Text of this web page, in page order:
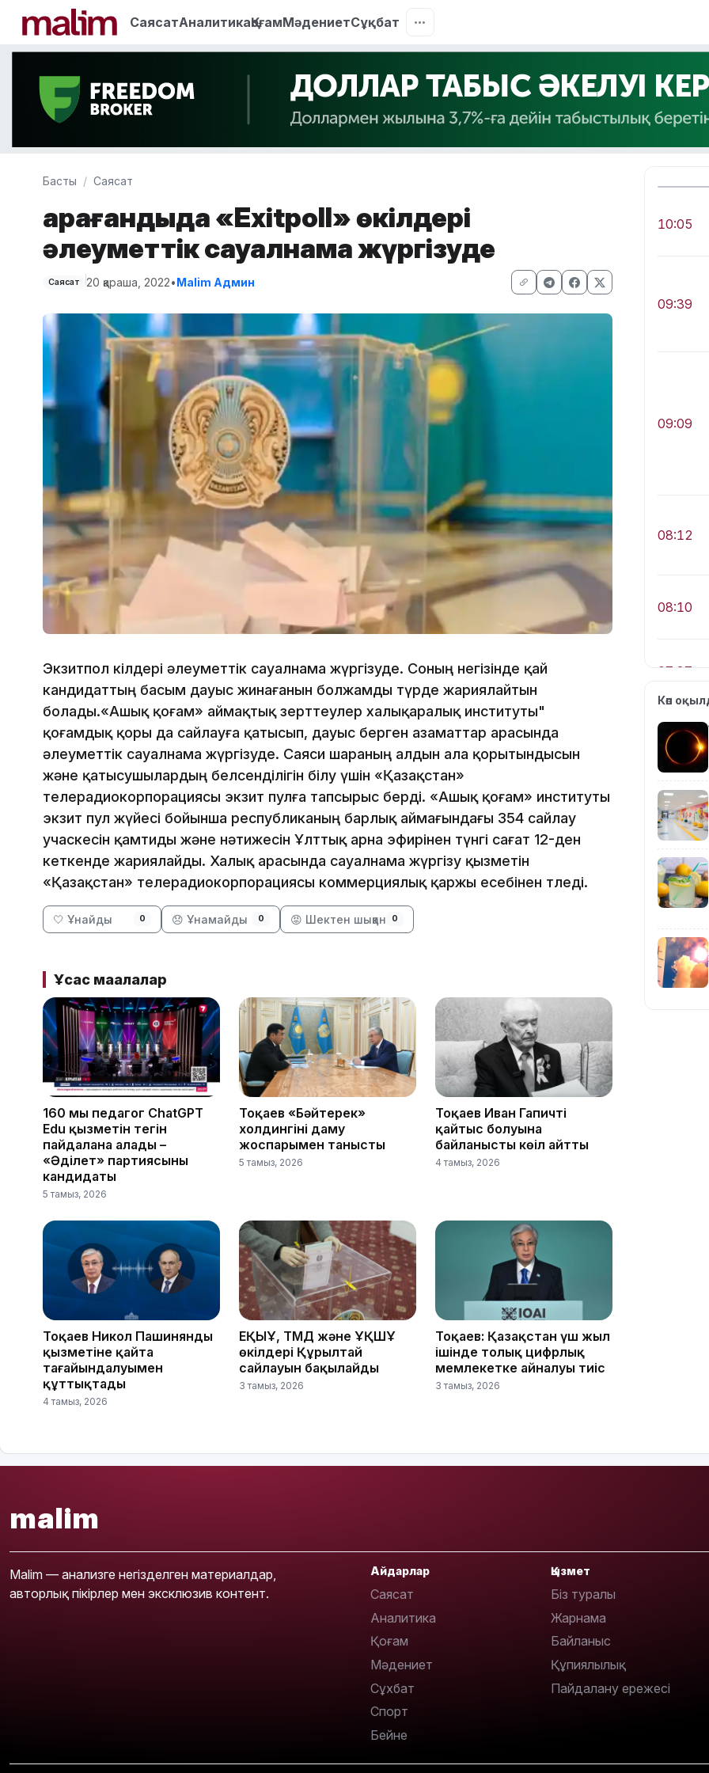
СаясатАналитикаҚоғамМәдениетСұқбат
Басты Саясат
Қарағандыда «Exitpoll» өкілдері
әлеуметтік сауалнама жүргізуде
Саясат 20 қараша, 2022•Malim Админ
Экзитпол өкілдері әлеуметтік сауалнама жүргізуде. Соның негізінде қай
кандидаттың басым дауыс жинағанын болжамды түрде жариялайтын
болады.«Ашық қоғам» аймақтық зерттеулер халықаралық институты"
қоғамдық қоры да сайлауға қатысып, дауыс берген азаматтар арасында
әлеуметтік сауалнама жүргізуде. Саяси шараның алдын ала қорытындысын
және қатысушылардың белсенділігін білу үшін «Қазақстан»
телерадиокорпорациясы экзит пулға тапсырыс берді. «Ашық қоғам» институты
экзит пул жүйесі бойынша республиканың барлық аймағындағы 354 сайлау
учаскесін қамтиды және нәтижесін Ұлттық арна эфирінен түнгі сағат 12-ден
кеткенде жариялайды. Халық арасында сауалнама жүргізу қызметін
«Қазақстан» телерадиокорпорациясы коммерциялық қаржы есебінен төледі.
🤍 Ұнайды 0 😞 Ұнамайды 0 😡 Шектен шыққан 0
Ұқсас мақалалар
160 мың педагог ChatGPT
Edu қызметін тегін
пайдалана алады –
«Әділет» партиясының
кандидаты
5 тамыз, 2026
Тоқаев «Бәйтерек»
холдингінің даму
жоспарымен танысты
5 тамыз, 2026
Тоқаев Иван Гапичтің
қайтыс болуына
байланысты көңіл айтты
4 тамыз, 2026
Тоқаев Никол Пашинянды
қызметіне қайта
тағайындалуымен
құттықтады
4 тамыз, 2026
ЕҚЫҰ, ТМД және ҰҚШҰ
өкілдері Құрылтай
сайлауын бақылайды
3 тамыз, 2026
Тоқаев: Қазақстан үш жыл
ішінде толық цифрлық
мемлекетке айналуы тиіс
3 тамыз, 2026
10:05
09:39
09:09
08:12
08:10
07:37
23:11
22:54
Көп
malim
Malim — анализге негізделген материалдар,
авторлық пікірлер мен эксклюзив контент.
Айдарлар
Саясат
Аналитика
Қоғам
Мәдениет
Сұхбат
Спорт
Бейне
Қызмет
Біз туралы
Жарнама
Байланыс
Құпиялылық
Пайдалану ережесі